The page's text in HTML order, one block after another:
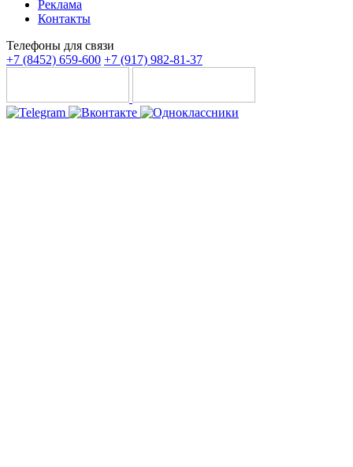
Реклама
Контакты
Телефоны для связи
+7 (8452) 659-600 +7 (917) 982-81-37